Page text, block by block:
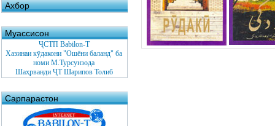
Ахбор
Муассисон
ҶСТП Babilon-T
Хазинаи кӯдакони "Ошёни баланд" ба
номи М.Турсунзода
Шаҳрванди ҶТ Шарипов Толиб
Сарпарастон